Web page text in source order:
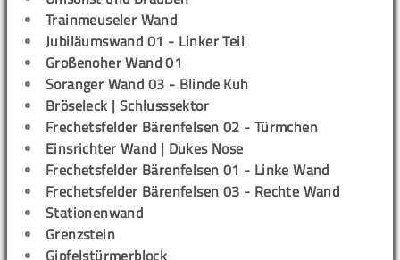
Trainmeuseler Wand
Jubiläumswand 01 - Linker Teil
Großenoher Wand 01
Soranger Wand 03 - Blinde Kuh
Bröseleck | Schlusssektor
Frechetsfelder Bärenfelsen 02 - Türmchen
Einsrichter Wand | Dukes Nose
Frechetsfelder Bärenfelsen 01 - Linke Wand
Frechetsfelder Bärenfelsen 03 - Rechte Wand
Stationenwand
Grenzstein
Gipfelstürmerblock